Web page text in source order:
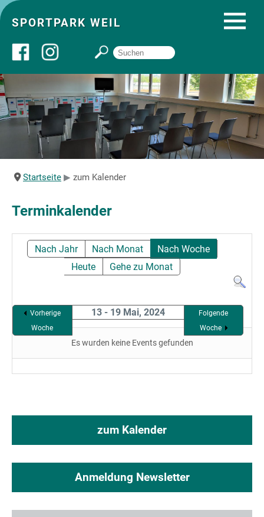
SPORTPARK WEIL
Über uns
Startseite
Angebote
Sportpark
Startseite zum Kalender
Terminkalender
Nach Jahr Nach Monat
Nach Woche
Heute
Gehe zu Monat
Vorherige
Woche
13 - 19 Mai, 2024
Folgende
Woche
Es wurden keine Events gefunden
zum Kalender
Anmeldung Newsletter